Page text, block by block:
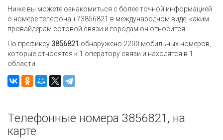
Ниже вы можете ознакомиться с более точной информацией
о номере телефона +73856821 в международном виде, каким
провайдерам сотовой связи и городам он относится.
По префиксу 3856821 обнаружено 2200 мобильных номеров,
которые относятся к 1 оператору связи и находятся в 1
области.
Телефонные номера 3856821, на
карте